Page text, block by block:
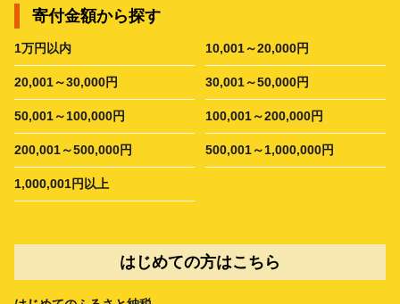
寄付金額から探す
1万円以内 10,001～20,000円
20,001～30,000円 30,001～50,000円
50,001～100,000円 100,001～200,000円
200,001～500,000円 500,001～1,000,000円
1,000,001円以上
はじめての方はこちら